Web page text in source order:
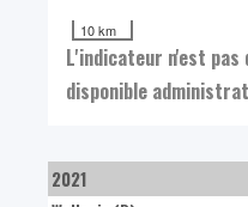
10 km
L'indicateur n'est pas
disponible
2021